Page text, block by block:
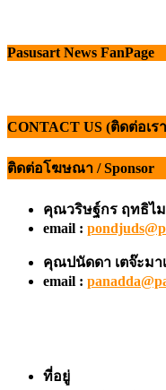
Pasusart News FanPage
CONTACT US (ติดต่อเร
ติดต่อโฆษณา / Sponsor
คุณวริษฐ์กร ฤทธิไ
email :
คุณปนัดดา เตจ๊ะมา
email :
ที่อยู่